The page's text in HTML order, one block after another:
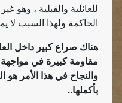
للعائلية والقبلية ، وهو
الحاكمة ولهذا السبب لا
هناك صراع كبير داخل
مقاومة كبيرة في مواجهة
والنجاح في هذا الأمر هو
بأكملها..